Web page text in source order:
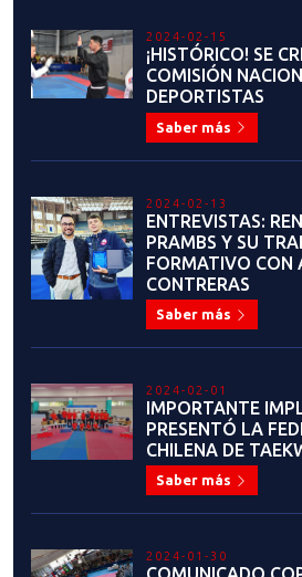
Flavio Figueroa:
Taekwondo unido,
personales y
enfocado en lo
importa: Nuestros
2023-06-26
LA EMOTIVA Y
HISTORIA DEL
CARLOS PINOCHET
TAEKWONDO
2023-06-23
IGNACIO
MUY ORGULLOSO
DÓNDE HE